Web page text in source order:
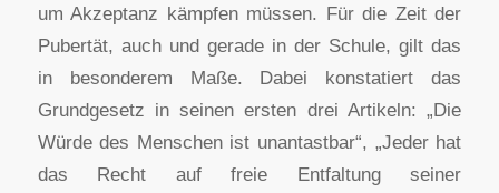
um Akzeptanz kämpfen müssen. Für die Zeit der
Pubertät, auch und gerade in der Schule, gilt das
in besonderem Maße. Dabei konstatiert das
Grundgesetz in seinen ersten drei Artikeln: „Die
Würde des Menschen ist unantastbar“, „Jeder hat
das Recht auf freie Entfaltung seiner